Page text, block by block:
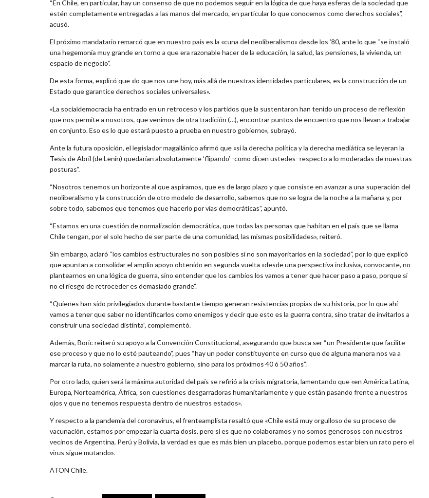
“En Chile, en particular, hay un consenso de que no podemos seguir en la lógica de que haya esferas de la sociedad que
estén completamente entregadas a las manos del mercado, en particular lo que conocemos como derechos sociales”,
acusó.
El próximo mandatario remarcó que en nuestro país es la «cuna del neoliberalismo» desde los ’80, ante lo que “se instaló
una hegemonía muy grande en torno a que era razonable hacer de la educación, la salud, las pensiones, la vivienda, un
espacio de negocio”.
De esta forma, explicó que «lo que nos une hoy, más allá de nuestras identidades particulares, es la construcción de un
Estado que garantice derechos sociales universales».
«La socialdemocracia ha entrado en un retroceso y los partidos que la sustentaron han tenido un proceso de reflexión
que nos permite a nosotros, que venimos de otra tradición (…), encontrar puntos de encuentro que nos llevan a trabajar
en conjunto. Eso es lo que estará puesto a prueba en nuestro gobierno», subrayó.
Ante la futura oposición, el legislador magallánico afirmó que «si la derecha política y la derecha mediática se leyeran la
Tesis de Abril (de Lenin) quedarían absolutamente ‘flipando’ -como dicen ustedes- respecto a lo moderadas de nuestras
posturas”.
“Nosotros tenemos un horizonte al que aspiramos, que es de largo plazo y que consiste en avanzar a una superación del
neoliberalismo y la construcción de otro modelo de desarrollo, sabemos que no se logra de la noche a la mañana y, por
sobre todo, sabemos que tenemos que hacerlo por vías democráticas”, apuntó.
“Estamos en una cuestión de normalización democrática, que todas las personas que habitan en el país que se llama
Chile tengan, por el solo hecho de ser parte de una comunidad, las mismas posibilidades», reiteró.
Sin embargo, aclaró “los cambios estructurales no son posibles si no son mayoritarios en la sociedad”, por lo que explicó
que apuntan a consolidar el amplio apoyo obtenido en segunda vuelta «desde una perspectiva inclusiva, convocante, no
plantearnos en una lógica de guerra, sino entender que los cambios los vamos a tener que hacer paso a paso, porque si
no el riesgo de retroceder es demasiado grande”.
“Quienes han sido privilegiados durante bastante tiempo generan resistencias propias de su historia, por lo que ahí
vamos a tener que saber no identificarlos como enemigos y decir que esto es la guerra contra, sino tratar de invitarlos a
construir una sociedad distinta”, complementó.
Además, Boric reiteró su apoyo a la Convención Constitucional, asegurando que busca ser “un Presidente que facilite
ese proceso y que no lo esté pauteando”, pues “hay un poder constituyente en curso que de alguna manera nos va a
marcar la ruta, no solamente a nuestro gobierno, sino para los próximos 40 ó 50 años”.
Por otro lado, quien será la máxima autoridad del país se refirió a la crisis migratoria, lamentando que «en América Latina,
Europa, Norteamérica, África, son cuestiones desgarradoras humanitariamente y que están pasando frente a nuestros
ojos y que no tenemos respuesta dentro de nuestros estados».
Y respecto a la pandemia del coronavirus, el frenteamplista resaltó que «Chile está muy orgulloso de su proceso de
vacunación, estamos por empezar la cuarta dosis. pero si es que no colaboramos y no somos generosos con nuestros
vecinos de Argentina, Perú y Bolivia, la verdad es que es más bien un placebo, porque podemos estar bien un rato pero el
virus sigue mutando».
ATON Chile.